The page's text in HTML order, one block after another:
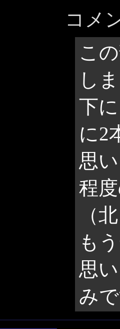
コメ
こ
し
下
に2
思
程
（
も
思
み